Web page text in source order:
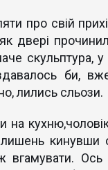
про свій
двері
скульптура, у
би,
лились сльози.
лишень кинувши
вгамувати.